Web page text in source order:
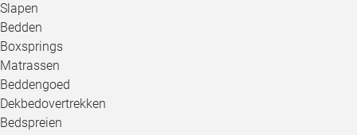
Slapen
Bedden
Boxsprings
Matrassen
Beddengoed
Dekbedovertrekken
Bedspreien